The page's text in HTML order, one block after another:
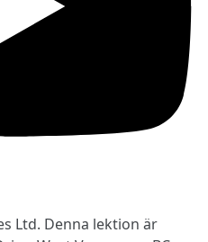
Ltd. Denna lektion är